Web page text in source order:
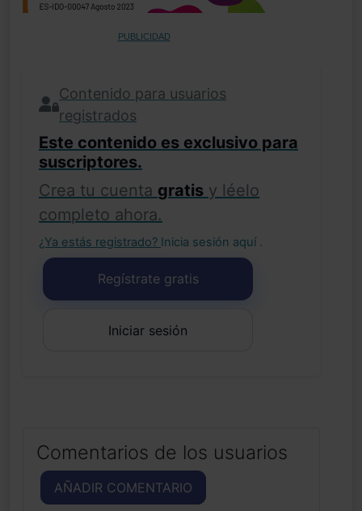
PUBLICIDAD
Contenido para usuarios
registrados
Este contenido es exclusivo para
suscriptores.
Crea tu cuenta gratis y léelo
completo ahora.
¿Ya estás registrado? Inicia sesión aquí .
Regístrate gratis
Iniciar sesión
Comentarios de los usuarios
AÑADIR COMENTARIO